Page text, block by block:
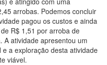
arrobas. Podemos concluir
pagou os custos e ainda
R$ 1,51 por arroba de
A atividade apresentou um
e a exploração desta atividade
viável.